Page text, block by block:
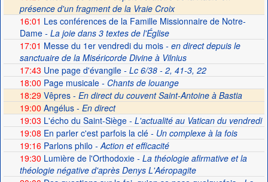
présence d'un fragment de la Vraie Croix
16:01 Les conférences de la Famille Missionnaire de Notre-
Dame- La joie dans 3 textes de l'Église
17:01 Messe du 1er vendredi du mois- en direct depuis le
sanctuaire de la Miséricorde Divine à Vilnius
17:43 Une page d'évangile- Lc 6/38 - 2, 41-3, 22
18:00 Page musicale- Chants de louange
18:29 Vêpres - En direct du couvent Saint-Antoine à Bastia
19:00 Angélus - En direct
19:03 L'écho du Saint-Siège- L'actualité au Vatican du vendredi
19:08 En parler c'est parfois la clé- Un complexe à la fois
19:16Parlons philo - Action et efficacité
19:30 Lumière de l'Orthodoxie- La théologie afirmative et la
théologie négative d'après Denys L'Aéropagite